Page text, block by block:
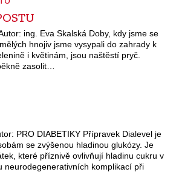
ing. Eva Skalská Doby, kdy jsme se
hnojiv jsme vysypali do zahrady k
i květinám, jsou naštěstí pryč.
zasolit…
PRO DIABETIKY Přípravek Dialevel je
se zvýšenou hladinou glukózy. Je
které příznivě ovlivňují hladinu cukru v
neurodegenerativních komplikací při